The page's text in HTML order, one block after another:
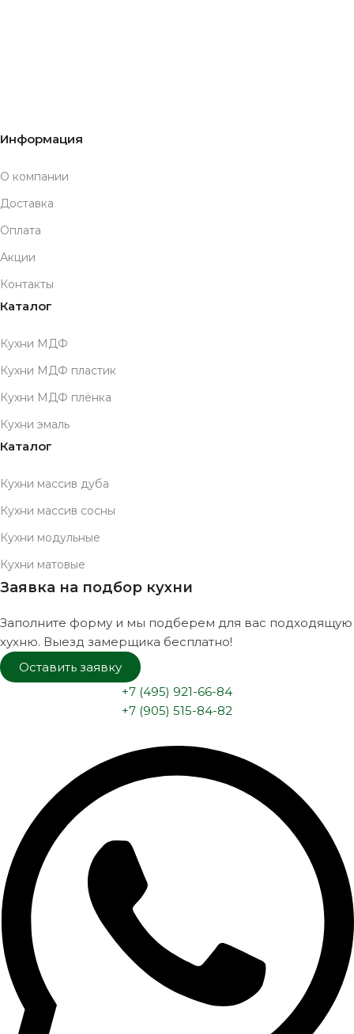
Информация
О компании
Доставка
Оплата
Акции
Контакты
Каталог
Кухни МДФ
Кухни МДФ пластик
Кухни МДФ плёнка
Кухни эмаль
Каталог
Кухни массив дуба
Кухни массив сосны
Кухни модульные
Кухни матовые
Заявка на подбор кухни
Заполните форму и мы подберем для вас подходящую
хухню. Выезд замерщика бесплатно!
Оставить заявку
+7 (495) 921-66-84
+7 (905) 515-84-82